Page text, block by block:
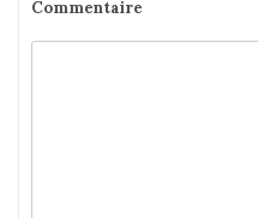
Commentaire